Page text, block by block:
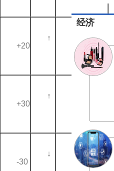
+20
↑ 2023/6/27
+30
↑
-30
↓ 2023/6/27
经济